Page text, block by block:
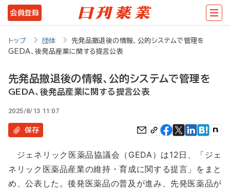
メ
イ
テ
ツ
に
動
会員登録
トップ 団体
先発品撤退後の情報、公的システムで管理を
GEDA、後発品産業に関する提言公表
先発品撤退後の情報、公的システムで管理を
GEDA、後発品産業に関する提言公表
2025/8/13 11:07
保存
ジェネリック医薬品協議会（GEDA）は12日、「ジェ
ネリック医薬品産業の維持・育成に関する提言」をまと
め、公表した。後発医薬品の普及が進み、先発医薬品が